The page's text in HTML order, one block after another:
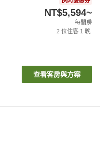
NT$5,594~
每間房
2 位住客 1 晚
查看客房與方案